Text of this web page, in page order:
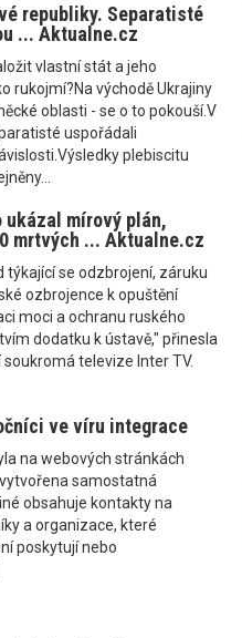
republiky. Separatisté
... Aktualne.cz
vlastní stát a jeho
rukojmí?Na východě Ukrajiny
oblasti - se o to pokouší.V
uspořádali
plebiscitu
ukázal mírový plán,
mrtvých ... Aktualne.cz
týkající se odzbrojení, záruku
ozbrojence k opuštění
moci a ochranu ruského
dodatku k ústavě," přinesla
televize Inter TV.
ve víru integrace
na webových stránkách
samostatná
obsahuje kontakty na
a organizace, které
poskytují nebo